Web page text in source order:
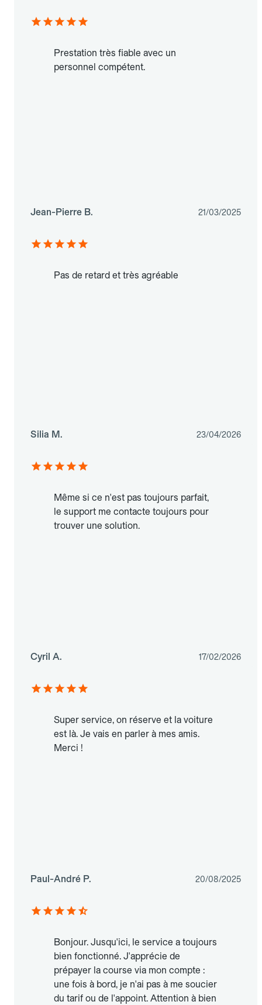
Prestation très fiable avec un
personnel compétent.
Jean-Pierre B. 21/03/2025
Pas de retard et très agréable
Silia M. 23/04/2026
Même si ce n'est pas toujours parfait,
le support me contacte toujours pour
trouver une solution.
Cyril A. 17/02/2026
Super service, on réserve et la voiture
est là. Je vais en parler à mes amis.
Merci !
Paul-André P. 20/08/2025
Bonjour. Jusqu'ici, le service a toujours
bien fonctionné. J'apprécie de
prépayer la course via mon compte :
une fois à bord, je n'ai pas à me soucier
du tarif ou de l'appoint. Attention à bien